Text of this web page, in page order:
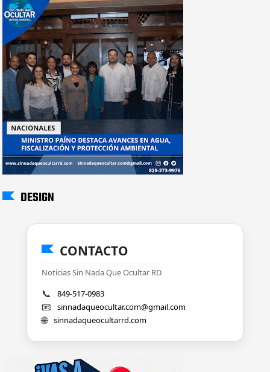
DESIGN
CONTACTO
Noticias Sin Nada Que Ocultar RD
📞 849-517-0983
📧 sinnadaqueocultar.com@gmail.com
🌐 sinnadaqueocultarrd.com